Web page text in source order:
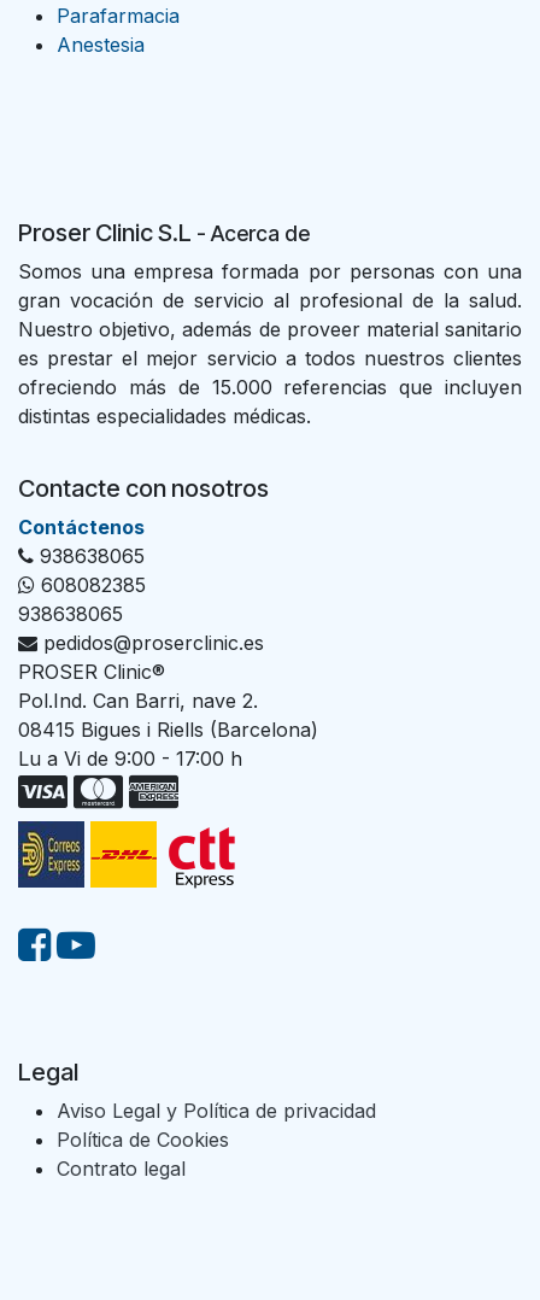
Parafarmacia
Anestesia
Proser Clinic S.L - Acerca de
Somos una empresa formada por personas con una
gran vocación de servicio al profesional de la salud.
Nuestro objetivo, además de proveer material sanitario
es prestar el mejor servicio a todos nuestros clientes
ofreciendo más de 15.000 referencias que incluyen
distintas especialidades médicas.
Contacte con nosotros
Con​tác​tenos
938638065
608082385
938638065
pedidos@proserclinic.es
PROSER Clinic®
Pol.Ind. Can Barri, nave 2.
08415 Bigues i Riells (Barcelona)
Lu a Vi de 9:00 - 17:00 h
Legal
Aviso Legal y Política de privacidad
Política de Cookies
Contrato legal